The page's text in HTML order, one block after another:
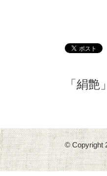
「絹
© Copyright